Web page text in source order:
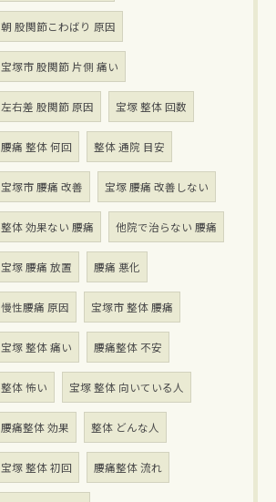
朝 股関節こわばり 原因
宝塚市 股関節 片側 痛い
左右差 股関節 原因 宝塚 整体 回数
腰痛 整体 何回 整体 通院 目安
宝塚市 腰痛 改善 宝塚 腰痛 改善しない
整体 効果ない 腰痛 他院で治らない 腰痛
宝塚 腰痛 放置 腰痛 悪化
慢性腰痛 原因 宝塚市 整体 腰痛
宝塚 整体 痛い 腰痛整体 不安
整体 怖い 宝塚 整体 向いている人
腰痛整体 効果 整体 どんな人
宝塚 整体 初回 腰痛整体 流れ